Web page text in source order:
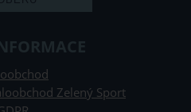
Zelený Sport